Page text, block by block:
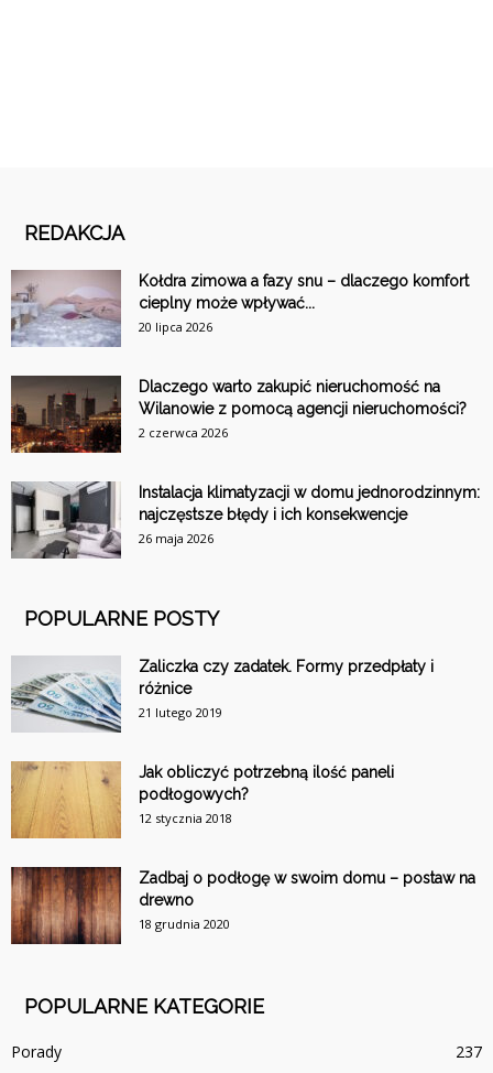
REDAKCJA
Kołdra zimowa a fazy snu – dlaczego komfort
cieplny może wpływać...
20 lipca 2026
Dlaczego warto zakupić nieruchomość na
Wilanowie z pomocą agencji nieruchomości?
2 czerwca 2026
Instalacja klimatyzacji w domu jednorodzinnym:
najczęstsze błędy i ich konsekwencje
26 maja 2026
POPULARNE POSTY
Zaliczka czy zadatek. Formy przedpłaty i
różnice
21 lutego 2019
Jak obliczyć potrzebną ilość paneli
podłogowych?
12 stycznia 2018
Zadbaj o podłogę w swoim domu – postaw na
drewno
18 grudnia 2020
POPULARNE KATEGORIE
Porady
237